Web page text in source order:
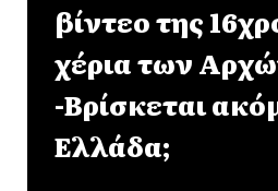
βίντεο της
χέρια των
-Βρίσκεται
Ελλάδα;